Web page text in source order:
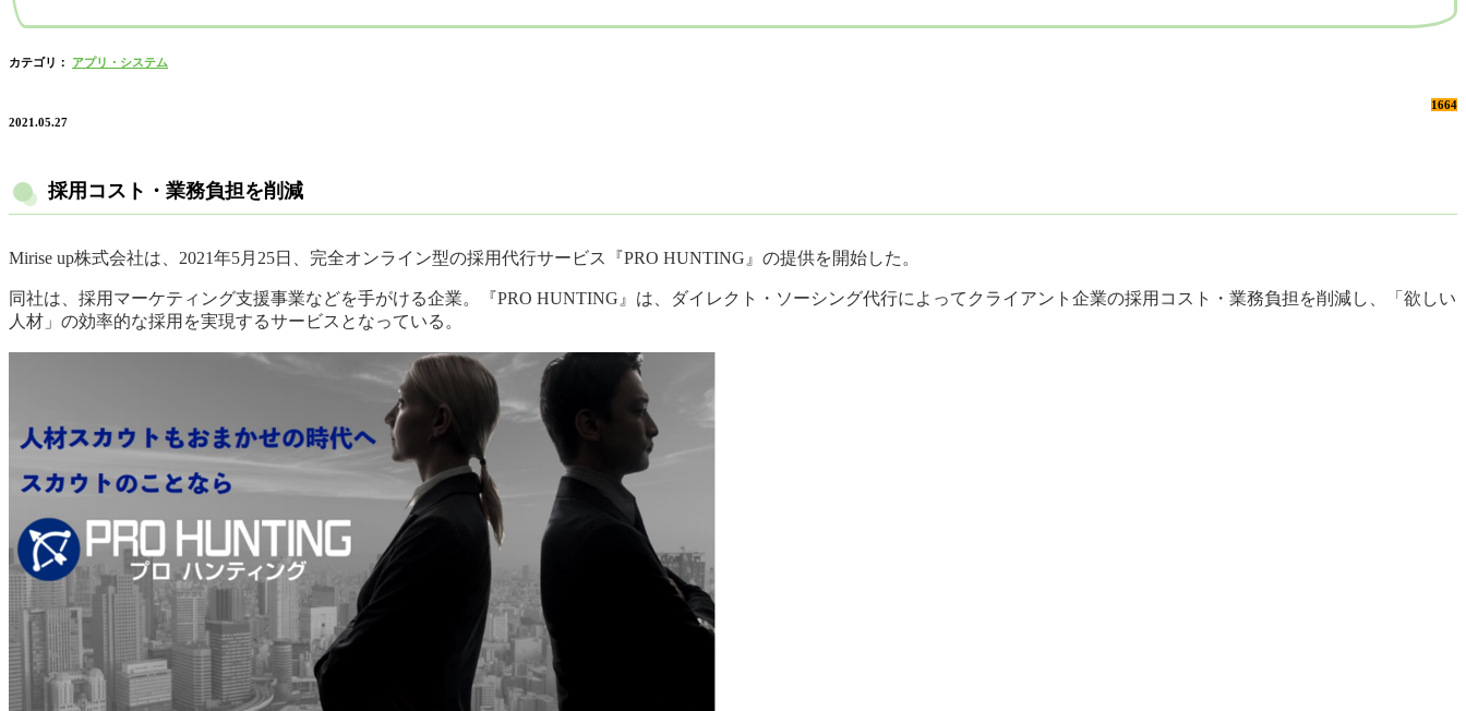
カテゴリ： アプリ・システム
1664
2021.05.27
採用コスト・業務負担を削減
Mirise up株式会社は、2021年5月25日、完全オンライン型の採用代行サービス『PRO HUNTING』の提供を開始した。
同社は、採用マーケティング支援事業などを手がける企業。『PRO HUNTING』は、ダイレクト・ソーシング代行によってクライアント企業の採用コスト・業務負担を削減し、「欲しい
人材」の効率的な採用を実現するサービスとなっている。